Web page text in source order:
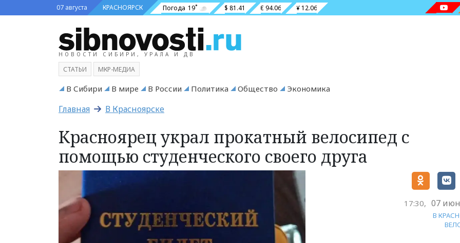
07 августа КРАСНОЯРСК Погода 19˚ $ 81.41 € 94.06 ¥ 12.06
НОВОСТИ СИБИРИ, УРАЛА И ДВ
СТАТЬИ МКР-МЕДИА
В Сибири В мире В России Политика Общество Экономика
Главная В Красноярске
Красноярец украл прокатный велосипед с
помощью студенческого своего друга
17:30, 07
В